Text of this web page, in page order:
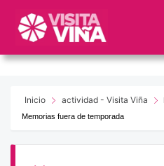
este
web
sistemaInicio actividad - Visita Viña
Memorias fuera de temporada